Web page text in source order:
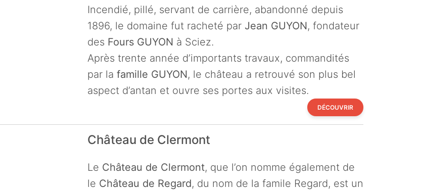
Incendié, pillé, servant de carrière, abandonné depuis
1896, le domaine fut racheté par Jean GUYON, fondateur
des Fours GUYON à Sciez.
Après trente année d’importants travaux, commandités
par la famille GUYON, le château a retrouvé son plus bel
aspect d’antan et ouvre ses portes aux visites.
DÉCOUVRIR
Château de Clermont
Le Château de Clermont, que l’on nomme également de
le Château de Regard, du nom de la famile Regard, est un